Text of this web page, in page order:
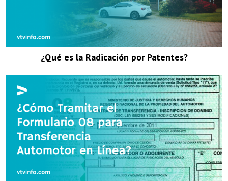
¿Qué es la Radicación por Patentes?